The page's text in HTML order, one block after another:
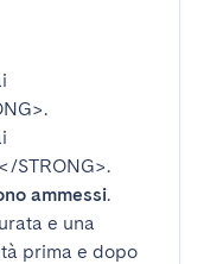
.
STRONG>.
ammessi.
e una
prima e dopo